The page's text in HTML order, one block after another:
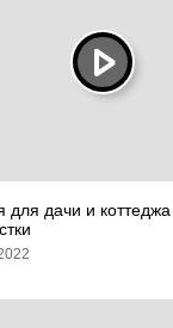
для дачи и